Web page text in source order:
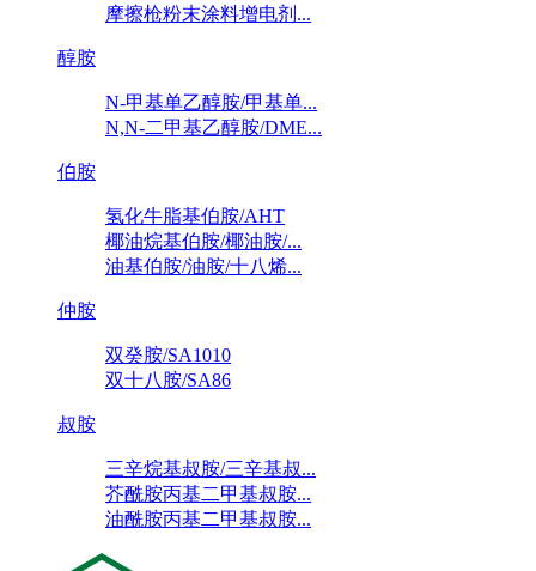
摩擦枪粉末涂料增电剂...
醇胺
N-甲基单乙醇胺/甲基单...
N,N-二甲基乙醇胺/DME...
伯胺
氢化牛脂基伯胺/AHT
椰油烷基伯胺/椰油胺/...
油基伯胺/油胺/十八烯...
仲胺
双癸胺/SA1010
双十八胺/SA86
叔胺
三辛烷基叔胺/三辛基叔...
芥酰胺丙基二甲基叔胺...
油酰胺丙基二甲基叔胺...